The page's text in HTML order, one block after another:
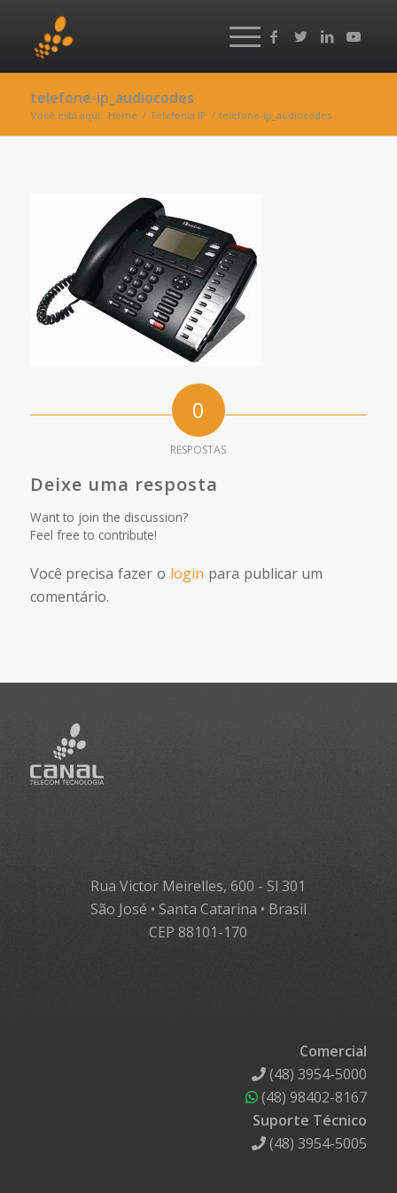
telefone-ip_audiocodes
Você está aqui: Home / Telefonia IP / telefone-ip_audiocodes
0
RESPOSTAS
Deixe uma resposta
Want to join the discussion?
Feel free to contribute!
Você precisa fazer o login para publicar um
comentário.
Rua Victor Meirelles, 600 - Sl 301
São José • Santa Catarina • Brasil
CEP 88101-170
Comercial
(48) 3954-5000
(48) 98402-8167
Suporte Técnico
(48) 3954-5005